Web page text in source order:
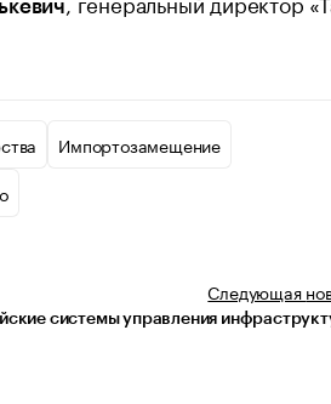
Импортозамещение
Следующая
системы управления